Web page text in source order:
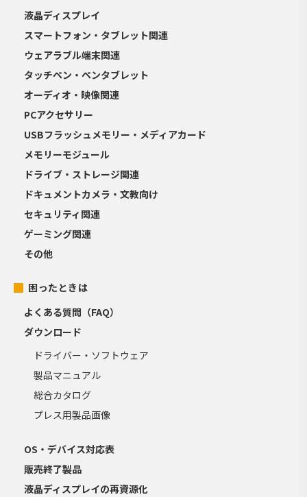
液晶ディスプレイ
スマートフォン・タブレット関連
ウェアラブル端末関連
タッチペン・ペンタブレット
オーディオ・映像関連
PCアクセサリー
USBフラッシュメモリー・メディアカード
メモリーモジュール
ドライブ・ストレージ関連
ドキュメントカメラ・文教向け
セキュリティ関連
ゲーミング関連
その他
困ったときは
よくある質問（FAQ）
ダウンロード
ドライバー・ソフトウェア
製品マニュアル
総合カタログ
プレス用製品画像
OS・デバイス対応表
販売終了製品
液晶ディスプレイの再資源化